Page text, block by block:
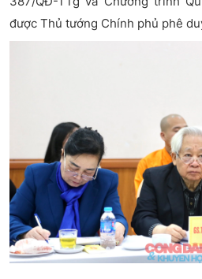
được Thủ tướng Chính phủ phê